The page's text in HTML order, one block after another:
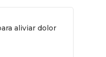
aliviar dolor